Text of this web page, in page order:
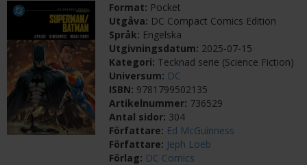
Format: Pocket
Utgåva: DC Compact Comics Edition
Språk: Engelska
Utgivningsdatum: 2025-07-15
Kategori: Tecknad serie (Science Fiction)
Universum: DC
ISBN: 9781799502135
Artikelnummer: 736529
Antal sidor: 304
Författare: Ed McGuinness
Författare: Jeph Loeb
Förlag: DC Comics